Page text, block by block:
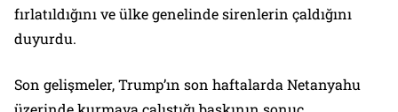
fırlatıldığını ve ülke genelinde sirenlerin çaldığını
duyurdu.
Son gelişmeler, Trump’ın son haftalarda Netanyahu